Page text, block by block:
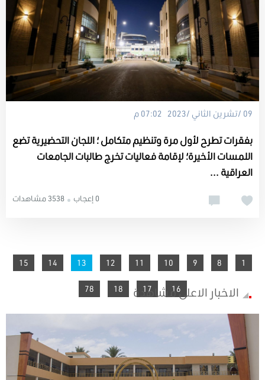
09 /تشرين الثاني /2023 07:02 م
بفقرات تطرح لأول مرة وتنظيم متكامل ؛ اللجان التحضيرية تضع
اللمسات الأخيرة؛ لإقامة فعاليات تخرج طالبات الجامعات
العراقية ...
3538 مشاهدات 0 إعجاب
1
8
9
10
11
12
You're on page
13
14
15
16
17
18
78 الاخبار الاعلى مشاهدة